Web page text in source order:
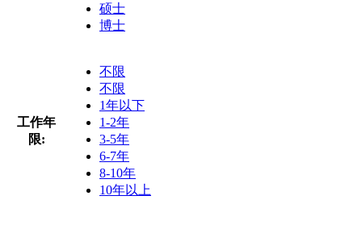
硕士
博士
工作年
限:
不限
不限
1年以下
1-2年
3-5年
6-7年
8-10年
10年以上